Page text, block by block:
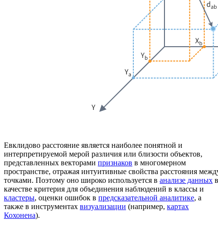
Евклидово расстояние является наиболее понятной и
интерпретируемой мерой различия или близости объектов,
представленных векторами признаков в многомерном
пространстве, отражая интуитивные свойства расстояния
точками. Поэтому оно широко используется в анализе данных в
качестве критерия для объединения наблюдений в классы и
кластеры, оценки ошибок в предсказательной аналитике, а
также в инструментах визуализации (например, картах
Кохонена).